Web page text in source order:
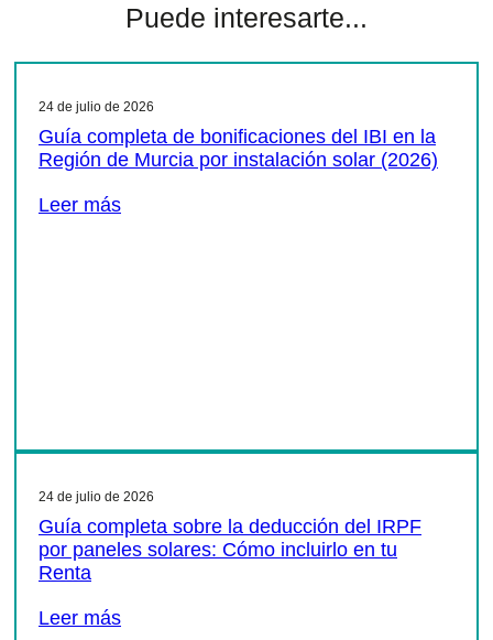
Puede interesarte...
24 de julio de 2026
Guía completa de bonificaciones del IBI en la
Región de Murcia por instalación solar (2026)
Leer más
24 de julio de 2026
Guía completa sobre la deducción del IRPF
por paneles solares: Cómo incluirlo en tu
Renta
Leer más